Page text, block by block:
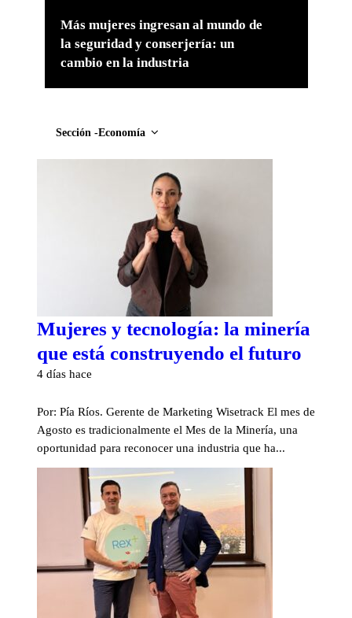
Más mujeres ingresan al mundo de
la seguridad y conserjería: un
cambio en la industria
Sección -Economía
Mujeres y tecnología: la minería
que está construyendo el futuro
4 días hace
Por: Pía Ríos. Gerente de Marketing Wisetrack El mes de
Agosto es tradicionalmente el Mes de la Minería, una
oportunidad para reconocer una industria que ha...